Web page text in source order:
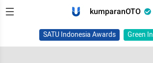
kumparanOTO
SATU Indonesia Awards Green